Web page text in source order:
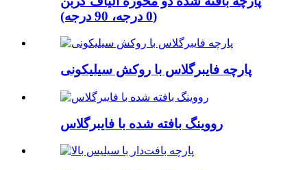
(0 درجه، 90 درجه)
پارچه فایبرگلاس با روکش سیلیکونی
رووینگ بافته شده با فایبرگلاس